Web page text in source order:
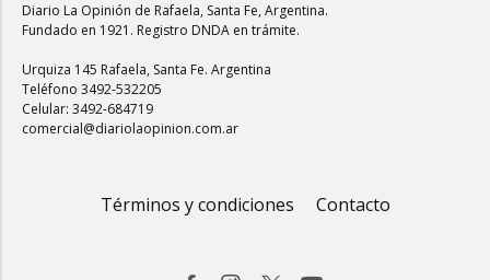
Diario La Opinión de Rafaela, Santa Fe, Argentina.
Fundado en 1921. Registro DNDA en trámite.
Urquiza 145 Rafaela, Santa Fe. Argentina
Teléfono 3492-532205
Celular: 3492-684719
comercial@diariolaopinion.com.ar
Términos y condiciones Contacto